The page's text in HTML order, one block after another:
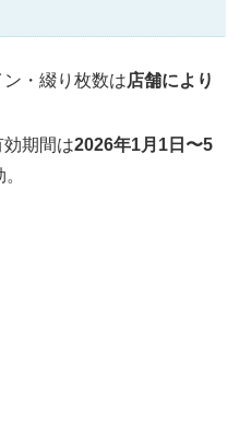
ン・綴り枚数は店舗により
効期間は2026年1月1日〜5